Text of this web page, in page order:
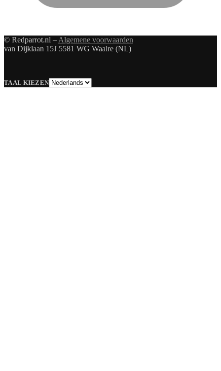
© Redparrot.nl – Algemene voorwaarden
van Dijklaan 15J 5581 WG Waalre (NL)
TAAL KIEZENTaal